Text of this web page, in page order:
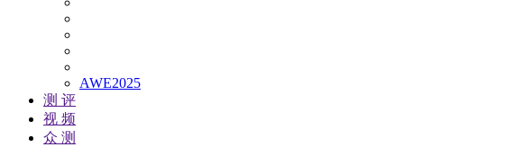
AWE2025
测 评
视 频
众 测